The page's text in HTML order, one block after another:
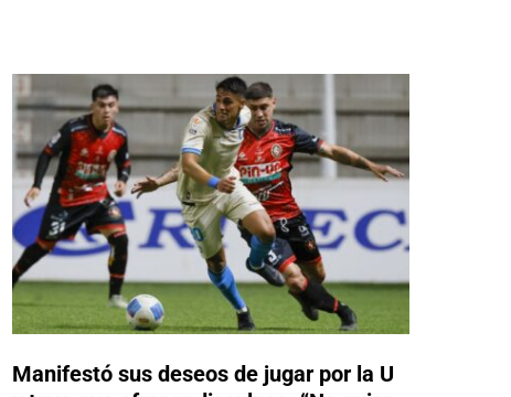
Manifestó sus deseos de jugar por la U